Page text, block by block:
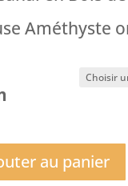
Améthyste
au panier